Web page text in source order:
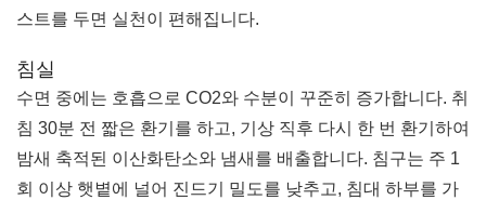
스트를 두면 실천이 편해집니다.
침실
수면 중에는 호흡으로 CO2와 수분이 꾸준히 증가합니다. 취
침 30분 전 짧은 환기를 하고, 기상 직후 다시 한 번 환기하여
밤새 축적된 이산화탄소와 냄새를 배출합니다. 침구는 주 1
회 이상 햇볕에 널어 진드기 밀도를 낮추고, 침대 하부를 가